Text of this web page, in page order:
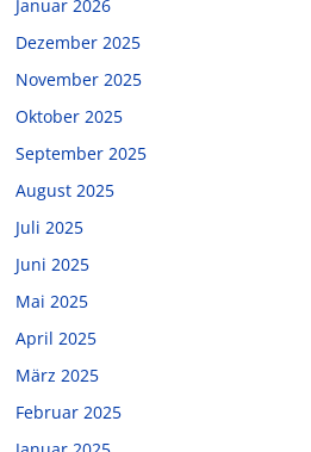
Januar 2026
Dezember 2025
November 2025
Oktober 2025
September 2025
August 2025
Juli 2025
Juni 2025
Mai 2025
April 2025
März 2025
Februar 2025